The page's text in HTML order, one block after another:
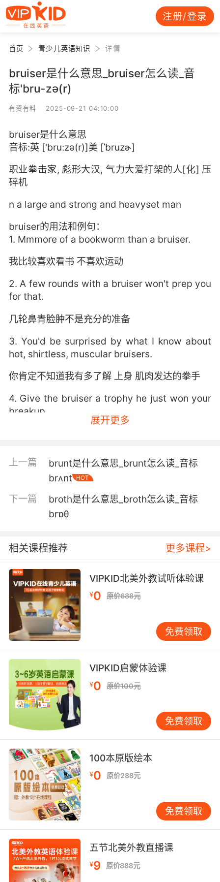
注册/登录
首页 青少儿英语知识 详情
bruiser是什么意思_bruiser怎么读_音
标'bru-zə(r)
有资有料 2025-09-21 04:10:00
bruiser是什么意思
音标:英 ['bru:zə(r)]美 [ˈbruzɚ]
职业拳击家, 彪形大汉, 气力大爱打架的人[化] 压
碎机
n a large and strong and heavyset man
bruiser的用法和例句：
1. Mmmore of a bookworm than a bruiser.
我比较喜欢看书 不喜欢运动
2. A few rounds with a bruiser won't prep you
for that.
几轮鼻青脸肿不是充分的准备
3. You'd be surprised by what I know about
hot, shirtless, muscular bruisers.
你肯定不知道我有多了解 上身 肌肉发达的拳手
4. Give the bruiser a trophy he just won your
breakup.
5. A bunch of badegg bruisers that cause
mayhem on the south side.
6. A bruiser in a wrestling mask paid me to
一个戴摔跤面具的大汉 给我钱让我交出门卡 并休
假一天
7. Well, do something, because that's about to
get wiped off your face by the bruiser
covered in tattoos making her way to us right
now.
你最好做点什么 因为这表情马上就会被吓得无影
展开更多
上一篇
brunt是什么意思_brunt怎么读_音标
brʌnt
HOT
下一篇
broth是什么意思_broth怎么读_音标
brɒθ
相关课程推荐 更多课程>
VIPKID北美外教试听体验课
¥0 原价688元
免费领取
VIPKID启蒙体验课
¥0 原价100元
免费领取
100本原版绘本
¥0 原价288元
免费领取
五节北美外教直播课
¥9 原价888元